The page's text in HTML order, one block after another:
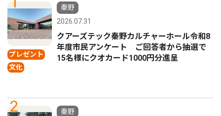
プレゼント
文化
秦野
2026.07.31
クアーズテック秦野カルチャーホール令和8
年度市民アンケート ご回答者から抽選で
15名様にクオカード1000円分進呈
2
秦野